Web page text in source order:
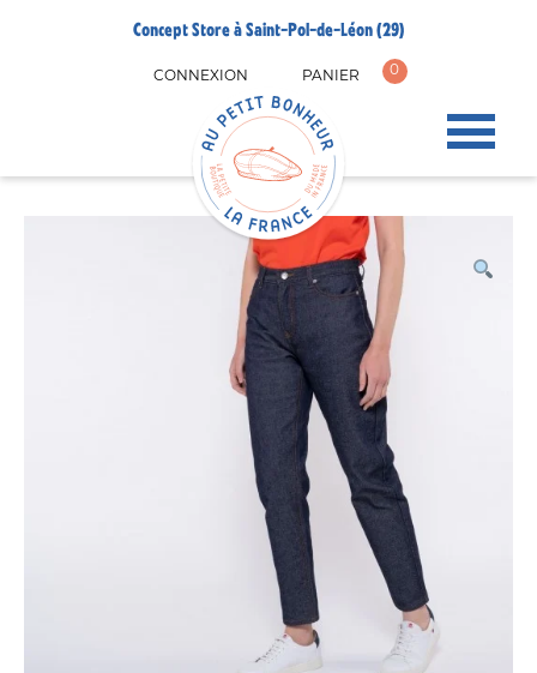
Concept Store à Saint-Pol-de-Léon (29)
CONNEXION PANIER 0